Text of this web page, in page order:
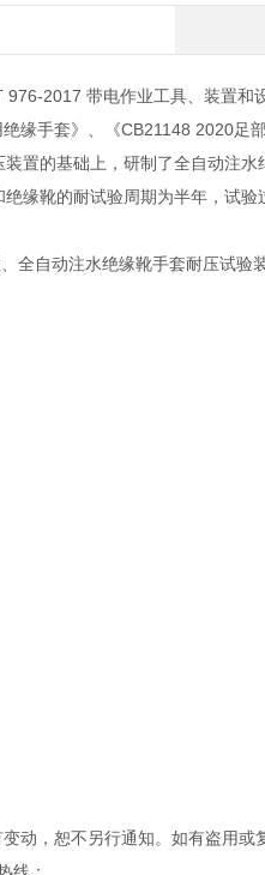
2017 带电作业工具、装置
缘手套》、《CB21148 2020足
置的基础上，研制了全自动注
缘靴的耐试验周期为半年，试
全自动注水绝缘靴手套耐压试验
动，恕不另行通知。如有盗用或